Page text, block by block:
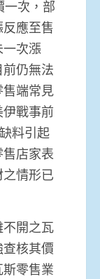
一次，部
應至售
次漲
仍無法
端常見
戰事前
料引起
店家表
情形已
開之瓦
核其價
零售業